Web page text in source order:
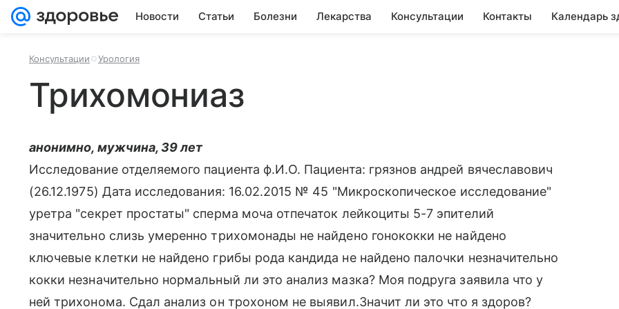
Новости Статьи Болезни Лекарства Консультации Контакты Календарь
Консультации Урология
Трихомониаз
анонимно, мужчина, 39 лет
Исследование отделяемого пациента ф.И.О. Пациента: грязнов андрей вячеславович
(26.12.1975) Дата исследования: 16.02.2015 № 45 "Микроскопическое исследование"
уретра "секрет простаты" сперма моча отпечаток лейкоциты 5-7 эпителий
значительно слизь умеренно трихомонады не найдено гонококки не найдено
ключевые клетки не найдено грибы рода кандида не найдено палочки незначительно
кокки незначительно нормальный ли это анализ мазка? Моя подруга заявила что у
ней трихонома. Сдал анализ он трохоном не выявил.Значит ли это что я здоров?